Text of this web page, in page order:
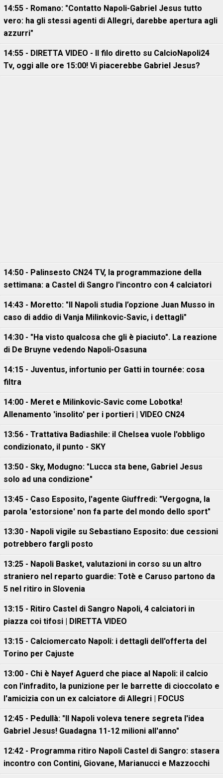
14:55 - Romano: "Contatto Napoli-Gabriel Jesus tutto
vero: ha gli stessi agenti di Allegri, darebbe apertura agli
azzurri"
14:55 - DIRETTA VIDEO - Il filo diretto su CalcioNapoli24
Tv, oggi alle ore 15:00! Vi piacerebbe Gabriel Jesus?
14:50 - Palinsesto CN24 TV, la programmazione della
settimana: a Castel di Sangro l'incontro con 4 calciatori
14:43 - Moretto: "Il Napoli studia l’opzione Juan Musso in
caso di addio di Vanja Milinkovic-Savic, i dettagli"
14:30 - "Ha visto qualcosa che gli è piaciuto". La reazione
di De Bruyne vedendo Napoli-Osasuna
14:15 - Juventus, infortunio per Gatti in tournée: cosa
filtra
14:00 - Meret e Milinkovic-Savic come Lobotka!
Allenamento 'insolito' per i portieri | VIDEO CN24
13:56 - Trattativa Badiashile: il Chelsea vuole l'obbligo
condizionato, il punto - SKY
13:50 - Sky, Modugno: "Lucca sta bene, Gabriel Jesus
solo ad una condizione"
13:45 - Caso Esposito, l'agente Giuffredi: "Vergogna, la
parola 'estorsione' non fa parte del mondo dello sport"
13:30 - Napoli vigile su Sebastiano Esposito: due cessioni
potrebbero fargli posto
13:25 - Napoli Basket, valutazioni in corso su un altro
straniero nel reparto guardie: Totè e Caruso partono da
5 nel ritiro in Slovenia
13:15 - Ritiro Castel di Sangro Napoli, 4 calciatori in
piazza coi tifosi | DIRETTA VIDEO
13:15 - Calciomercato Napoli: i dettagli dell'offerta del
Torino per Cajuste
13:00 - Chi è Nayef Aguerd che piace al Napoli: il calcio
con l'infradito, la punizione per le barrette di cioccolato e
l'amicizia con un ex calciatore di Allegri | FOCUS
12:45 - Pedullà: "Il Napoli voleva tenere segreta l'idea
Gabriel Jesus! Guadagna 11-12 milioni all'anno"
12:42 - Programma ritiro Napoli Castel di Sangro: stasera
incontro con Contini, Giovane, Marianucci e Mazzocchi